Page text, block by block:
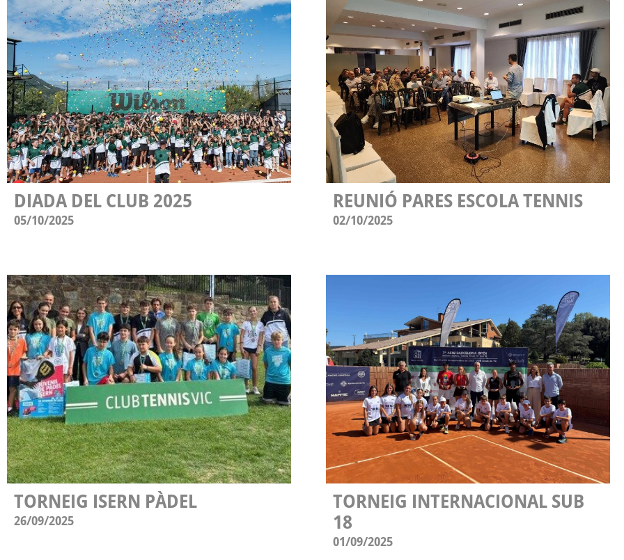
DIADA DEL CLUB 2025
05/10/2025
REUNIÓ PARES ESCOLA TENNIS
02/10/2025
TORNEIG ISERN PÀDEL
26/09/2025
TORNEIG INTERNACIONAL SUB
18
01/09/2025